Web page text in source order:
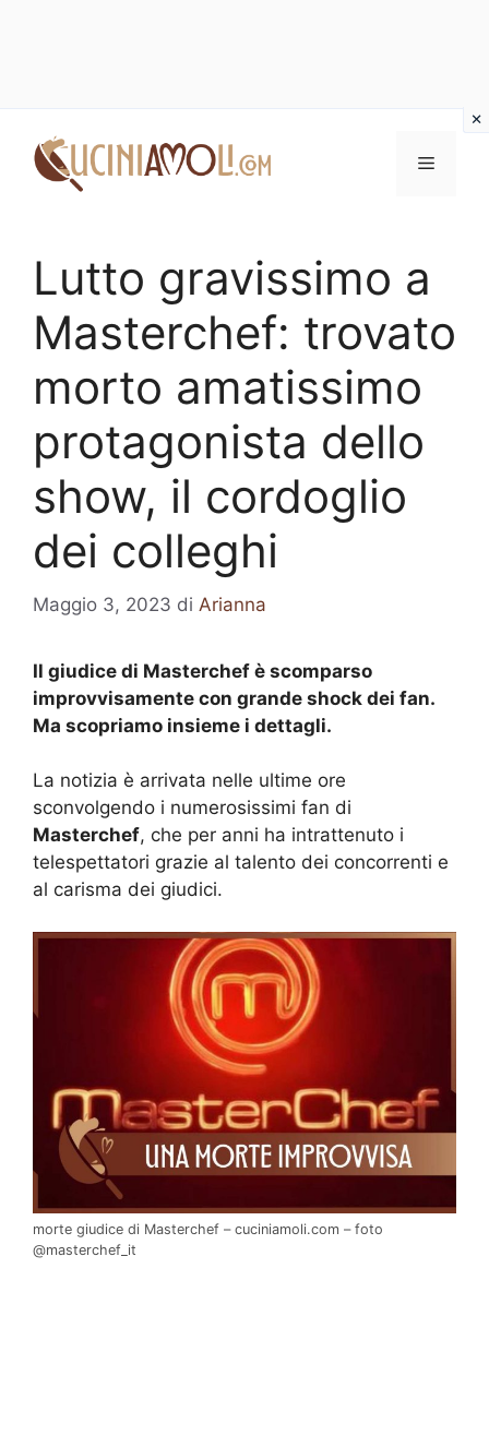
contenuto
Menu
Lutto gravissimo a
Masterchef: trovato
morto amatissimo
protagonista dello
show, il cordoglio
dei colleghi
Maggio 3, 2023 di Arianna
Il giudice di Masterchef è scomparso
improvvisamente con grande shock dei fan.
Ma scopriamo insieme i dettagli.
La notizia è arrivata nelle ultime ore
sconvolgendo i numerosissimi fan di
Masterchef, che per anni ha intrattenuto i
telespettatori grazie al talento dei concorrenti e
al carisma dei giudici.
morte giudice di Masterchef – cuciniamoli.com – foto
@masterchef_it